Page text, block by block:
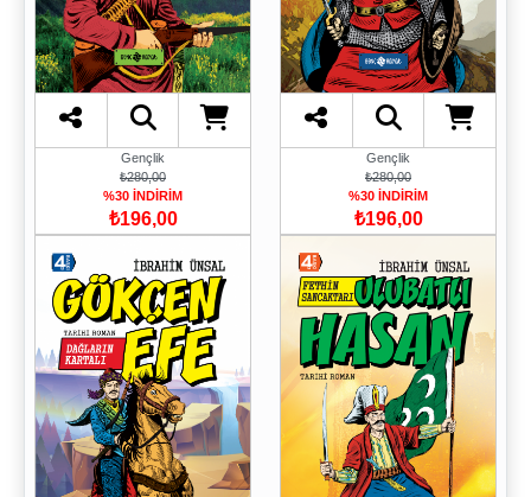
Gençlik
₺280,00
%30 İNDİRİM
₺196,00
Gençlik
₺280,00
%30 İNDİRİM
₺196,00